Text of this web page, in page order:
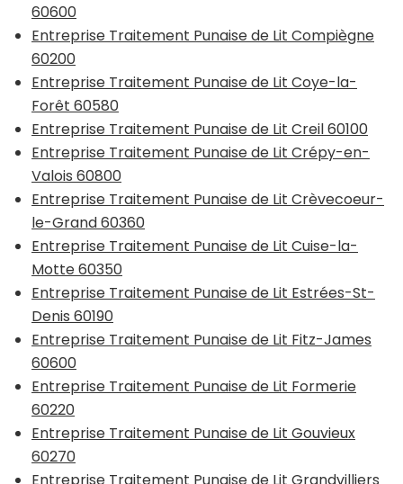
60600
Entreprise Traitement Punaise de Lit Compiègne
60200
Entreprise Traitement Punaise de Lit Coye-la-
Forêt 60580
Entreprise Traitement Punaise de Lit Creil 60100
Entreprise Traitement Punaise de Lit Crépy-en-
Valois 60800
Entreprise Traitement Punaise de Lit Crèvecoeur-
le-Grand 60360
Entreprise Traitement Punaise de Lit Cuise-la-
Motte 60350
Entreprise Traitement Punaise de Lit Estrées-St-
Denis 60190
Entreprise Traitement Punaise de Lit Fitz-James
60600
Entreprise Traitement Punaise de Lit Formerie
60220
Entreprise Traitement Punaise de Lit Gouvieux
60270
Entreprise Traitement Punaise de Lit Grandvilliers